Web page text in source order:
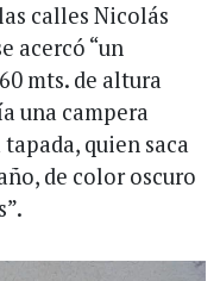
calles Nicolás
acercó “un
mts. de altura
una campera
quien saca
de color oscuro